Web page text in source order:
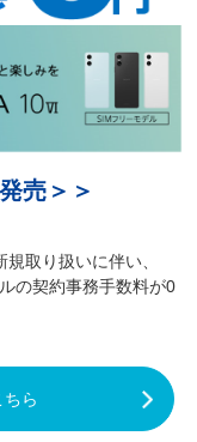
売＞＞
取り扱いに伴い、
の契約事務手数料が0
ら